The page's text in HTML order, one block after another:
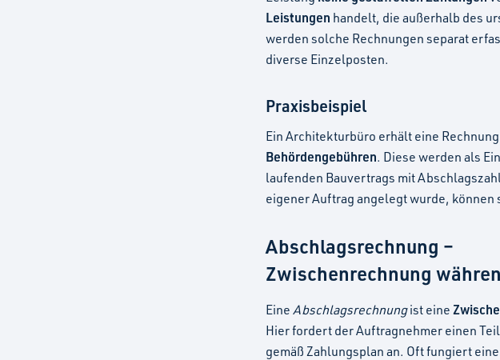
Leistungen handelt, die außerhalb des
werden solche Rechnungen separat
diverse Einzelposten.
Praxisbeispiel
Ein Architekturbüro erhält eine
Behördengebühren. Diese werden als
laufenden Bauvertrags mit
eigener Auftrag angelegt wurde,
Abschlagsrechnung –
Zwischenrechnung
Eine Abschlagsrechnungist eine
Hier fordert der Auftragnehmer einen
gemäß Zahlungsplan an. Oft fungiert